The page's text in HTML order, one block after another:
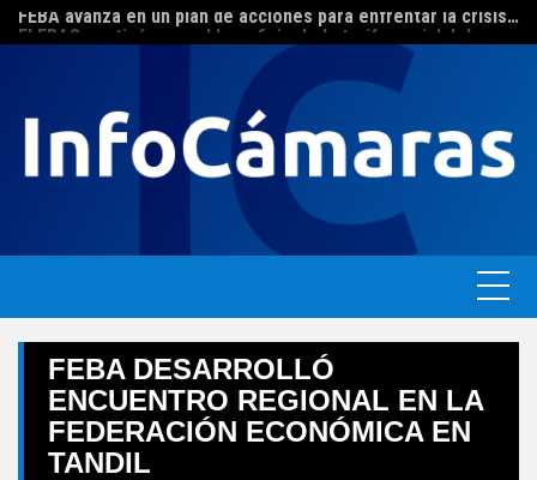
Skip
to
El ERAS continúa con el beneficio de la tarifa social del agua
FEBA DESARROLLÓ
ENCUENTRO REGIONAL EN LA
FEDERACIÓN ECONÓMICA EN
TANDIL